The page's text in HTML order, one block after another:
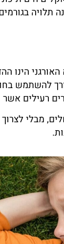
תלויה
להשתמש
רעילים
מבלי